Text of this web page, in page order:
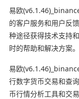
易欧
的客户服务和用户反
种途径获得技术支持
时的帮助和解决方案。
易欧
行数字货币交易和查
币行情分析工具和交